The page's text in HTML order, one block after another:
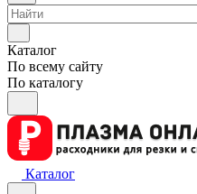
Каталог
По всему сайту
По каталогу
Каталог